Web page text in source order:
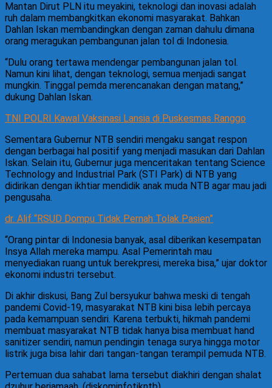
Mantan Dirut PLN itu meyakini, teknologi dan inovasi adalah
ruh dalam membangkitkan ekonomi masyarakat. Bahkan
Dahlan Iskan membandingkan dengan zaman dahulu dimana
orang meragukan pembangunan jalan tol di Indonesia.
“Dulu orang tertawa mendengar pembangunan jalan tol.
Namun kini lihat, dengan teknologi, semua menjadi sangat
mungkin. Tinggal pemda merencanakan dengan matang,”
dukung Dahlan Iskan.
TNI POLRI Kawal Vaksinasi Lansia di Puskesmas Ranggo
Sementara Gubernur NTB sendiri mengaku sangat respon
dengan berbagai hal positif yang menjadi masukan dari Dahlan
Iskan. Selain itu, Gubernur juga menceritakan tentang Science
Technology and Industrial Park (STI Park) di NTB yang
didirikan dengan ikhtiar mendidik anak muda NTB agar mau jadi
pengusaha.
dr. Alif “RSUD Dompu Tidak Pernah Tolak Pasien”
“Orang pintar di Indonesia banyak, asal diberikan kesempatan
Insya Allah mereka mampu. Asal Pemerintah mau
menyediakan ruang untuk berekpresi, mereka bisa,” ujar doktor
ekonomi industri tersebut.
Di akhir diskusi, Bang Zul bersyukur bahwa meski di tengah
pandemi Covid-19, masyarakat NTB kini bisa lebih percaya
pada kemampuan sendiri. Karena terbukti, hikmah pandemi
membuat masyarakat NTB tidak hanya bisa membuat hand
sanitizer sendiri, namun pendingin tenaga surya hingga motor
listrik juga bisa lahir dari tangan-tangan terampil pemuda NTB.
Pertemuan dua sahabat lama tersebut diakhiri dengan shalat